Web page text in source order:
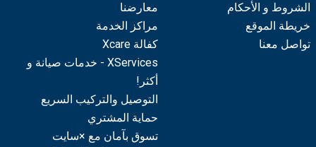
الشروط و الأحكام
خريطة الموقع
تواصل معنا
معارضنا
مراكز الخدمة
كفالة Xcare
XServices - خدمات صيانة و
أكثر!
التوصيل والتركيب السريع
حماية المشتري
تسوق بآمان مع ×سايت